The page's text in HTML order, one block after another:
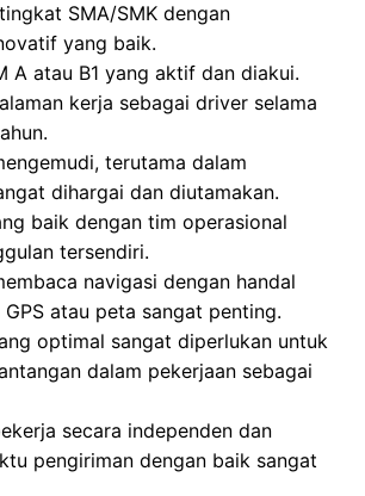
SMA/SMK dengan
yang baik.
A atau B1 yang aktif dan diakui.
kerja sebagai driver selama
terutama dalam
dihargai dan diutamakan.
baik dengan tim operasional
tersendiri.
navigasi dengan handal
GPS atau peta sangat penting.
optimal sangat diperlukan untuk
dalam pekerjaan sebagai
secara independen dan
pengiriman dengan baik sangat